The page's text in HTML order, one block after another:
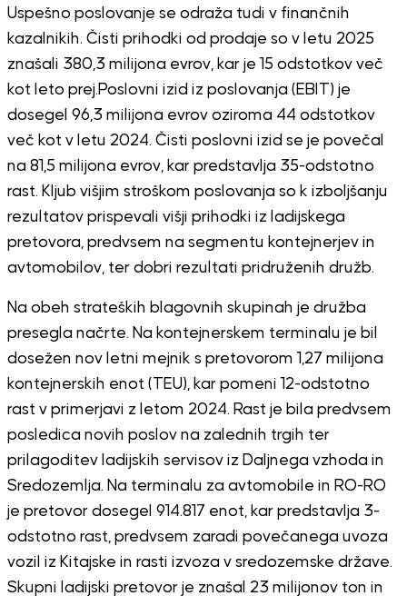
Uspešno poslovanje se odraža tudi v finančnih
kazalnikih. Čisti prihodki od prodaje so v letu 2025
znašali 380,3 milijona evrov, kar je 15 odstotkov več
kot leto prej.Poslovni izid iz poslovanja (EBIT) je
dosegel 96,3 milijona evrov oziroma 44 odstotkov
več kot v letu 2024. Čisti poslovni izid se je povečal
na 81,5 milijona evrov, kar predstavlja 35-odstotno
rast. Kljub višjim stroškom poslovanja so k izboljšanju
rezultatov prispevali višji prihodki iz ladijskega
pretovora, predvsem na segmentu kontejnerjev in
avtomobilov, ter dobri rezultati pridruženih družb.
Na obeh strateških blagovnih skupinah je družba
presegla načrte. Na kontejnerskem terminalu je bil
dosežen nov letni mejnik s pretovorom 1,27 milijona
kontejnerskih enot (TEU), kar pomeni 12-odstotno
rast v primerjavi z letom 2024. Rast je bila predvsem
posledica novih poslov na zalednih trgih ter
prilagoditev ladijskih servisov iz Daljnega vzhoda in
Sredozemlja. Na terminalu za avtomobile in RO-RO
je pretovor dosegel 914.817 enot, kar predstavlja 3-
odstotno rast, predvsem zaradi povečanega uvoza
vozil iz Kitajske in rasti izvoza v sredozemske države.
Skupni ladijski pretovor je znašal 23 milijonov ton in